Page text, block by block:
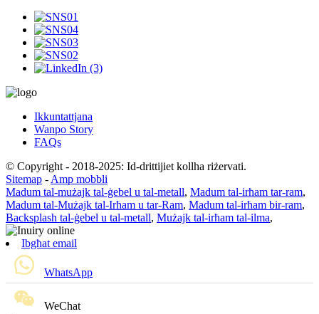
Ikkuntattjana
Wanpo Story
FAQs
© Copyright - 2018-2025: Id-drittijiet kollha riżervati.
Sitemap - Amp mobbli
Madum tal-mużajk tal-ġebel u tal-metall, Madum tal-irħam tar-ram,
Madum tal-Mużajk tal-Irħam u tar-Ram, Madum tal-irħam bir-ram,
Backsplash tal-ġebel u tal-metall, Mużajk tal-irħam tal-ilma,
Ibgħat email
WhatsApp
WeChat